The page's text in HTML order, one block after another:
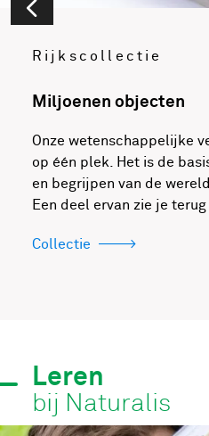
Rijkscollectie
Miljoenen objecten
Onze wetenschappelijke
op één plek. Het is de
en begrijpen van de
Een deel ervan zie je
Collectie
Leren
bij Naturalis